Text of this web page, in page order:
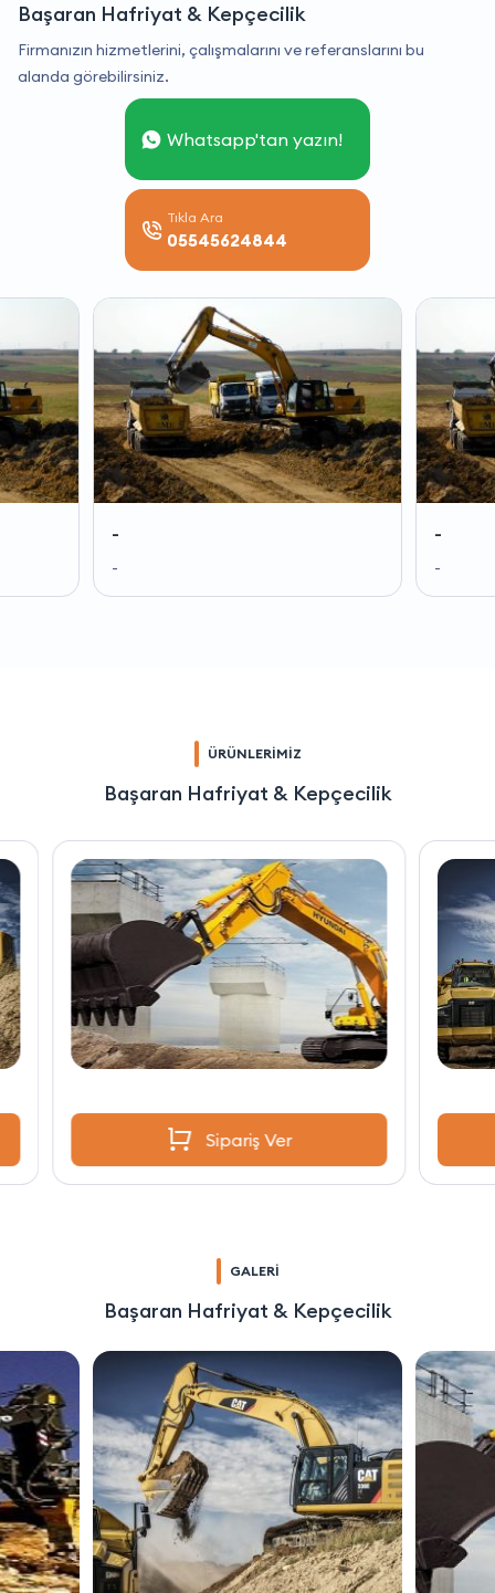
Başaran Hafriyat & Kepçecilik
Firmanızın hizmetlerini, çalışmalarını ve referanslarını bu
alanda görebilirsiniz.
Whatsapp'tan yazın!
Tıkla Ara
05545624844
-
-
-
-
ÜRÜNLERİMİZ
Başaran Hafriyat & Kepçecilik
Sipariş Ver
GALERİ
Başaran Hafriyat & Kepçecilik